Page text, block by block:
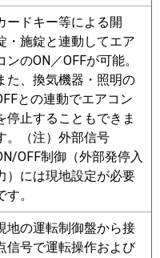
ードキー等による開
・施錠と連動してエア
ンのON／OFFが可能。
た、換気機器・照明の
との連動でエアコン
停止することもできま
。（注）外部信号
OFF制御（外部発停入
）には現地設定が必要
す。
地の運転制御盤から接
信号で運転操作および